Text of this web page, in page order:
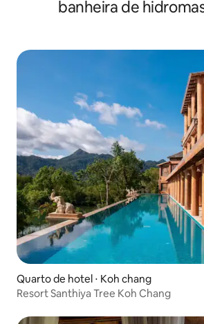
banheira de
Quarto de hotel ⋅ Koh chang
Resort Santhiya Tree Koh Chang